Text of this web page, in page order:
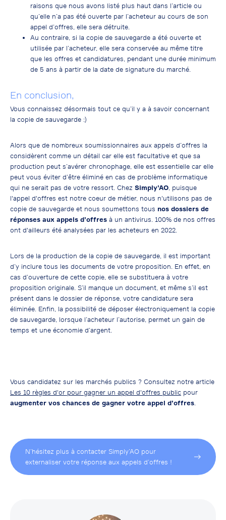
raisons que nous avons listé plus haut dans l’article ou
qu’elle n’a pas été ouverte par l’acheteur au cours de son
appel d’offres, elle sera détruite.
Au contraire, si la copie de sauvegarde a été ouverte et
utilisée par l’acheteur, elle sera conservée au même titre
que les offres et candidatures, pendant une durée minimum
de 5 ans à partir de la date de signature du marché.
En conclusion,
Vous connaissez désormais tout ce qu’il y a à savoir concernant
la copie de sauvegarde :)
Alors que de nombreux soumissionnaires aux appels d’offres la
considèrent comme un détail car elle est facultative et que sa
production peut s’avérer chronophage, elle est essentielle car elle
peut vous éviter d’être éliminé en cas de problème informatique
qui ne serait pas de votre ressort. Chez Simply’AO, puisque
l'appel d'offres est notre coeur de métier, nous n'utilisons pas de
copie de sauvegarde et nous soumettons tous nos dossiers de
réponses aux appels d’offres à un antivirus. 100% de nos offres
ont d'ailleurs été analysées par les acheteurs en 2022.
Lors de la production de la copie de sauvegarde, il est important
d’y inclure tous les documents de votre proposition. En effet, en
cas d’ouverture de cette copie, elle se substituera à votre
proposition originale. S’il manque un document, et même s’il est
présent dans le dossier de réponse, votre candidature sera
éliminée. Enfin, la possibilité de déposer électroniquement la copie
de sauvegarde, lorsque l’acheteur l’autorise, permet un gain de
temps et une économie d’argent.
Vous candidatez sur les marchés publics ? Consultez notre article
Les 10 règles d'or pour gagner un appel d'offres public pour
augmenter vos chances de gagner votre appel d’offres.
N’hésitez plus à contacter Simply’AO pour
externaliser votre réponse aux appels d’offres !